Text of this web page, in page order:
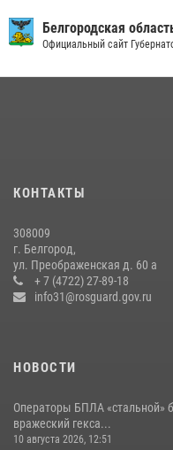
Белгородская
Официальный сайт
КОНТАКТЫ
308009
г. Белгород,
ул. Преображенская д. 60 а
+ 7 (4722) 27-89-18
info31@rosguard.gov.ru
НОВОСТИ
Операторы БПЛА «стальной»
вражеский гекса...
10 августа 2026, 12:51